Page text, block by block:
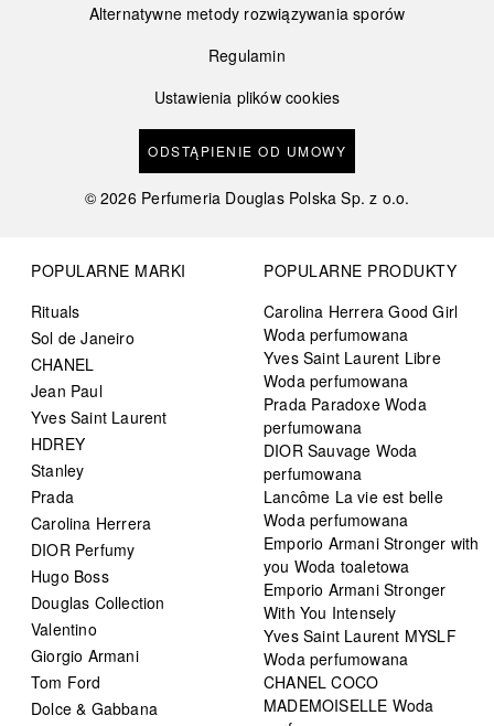
Alternatywne metody rozwiązywania sporów
Regulamin
Ustawienia plików cookies
ODSTĄPIENIE OD UMOWY
©2026 Perfumeria Douglas Polska Sp. z o.o.
POPULARNE MARKI
Rituals
Sol de Janeiro
CHANEL
Jean Paul
Yves Saint Laurent
HDREY
Stanley
Prada
Carolina Herrera
DIOR Perfumy
Hugo Boss
Douglas Collection
Valentino
Giorgio Armani
Tom Ford
Dolce & Gabbana
POPULARNE PRODUKTY
Carolina Herrera Good Girl
Woda perfumowana
Yves Saint Laurent Libre
Woda perfumowana
Prada Paradoxe Woda
perfumowana
DIOR Sauvage Woda
perfumowana
Lancôme La vie est belle
Woda perfumowana
Emporio Armani Stronger with
you Woda toaletowa
Emporio Armani Stronger
With You Intensely
Yves Saint Laurent MYSLF
Woda perfumowana
CHANEL COCO
MADEMOISELLE Woda